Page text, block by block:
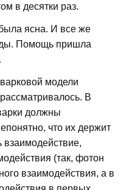
в десятки раз.
ясна. И все же
Помощь пришла
модели
В
должны
что их держит
взаимодействие,
(так, фотон
взаимодействия, а в